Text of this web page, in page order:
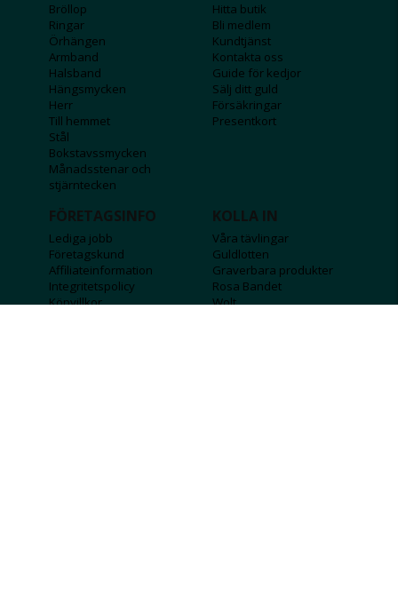
Bröllop
Ringar
Örhängen
Armband
Halsband
Hängsmycken
Herr
Till hemmet
Stål
Bokstavssmycken
Månadsstenar och
stjärntecken
Hitta butik
Bli medlem
Kundtjänst
Kontakta oss
Guide för kedjor
Sälj ditt guld
Försäkringar
Presentkort
FÖRETAGSINFO
Lediga jobb
Företagskund
Affiliateinformation
Integritetspolicy
Köpvillkor
KOLLA IN
Våra tävlingar
Guldlotten
Graverbara produkter
Rosa Bandet
Wolt